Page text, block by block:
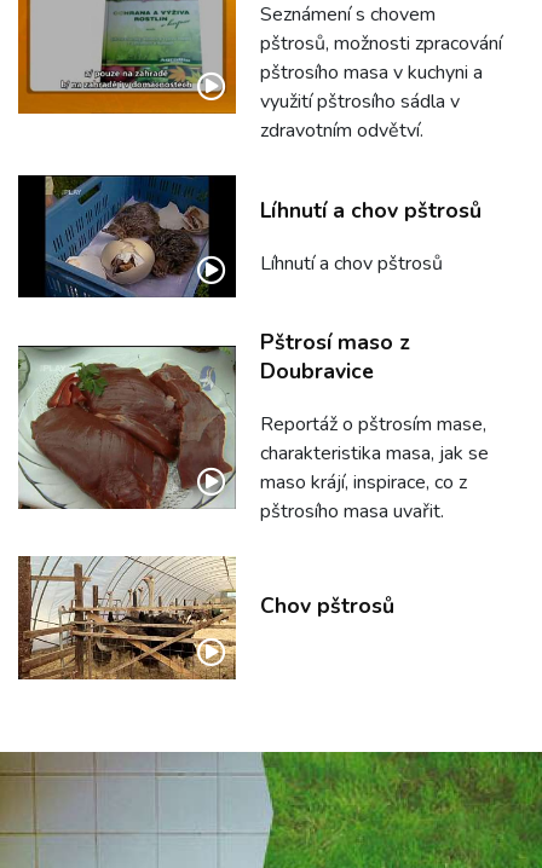
Seznámení s chovem
pštrosů, možnosti zpracování
pštrosího masa v kuchyni a
využití pštrosího sádla v
zdravotním odvětví.
Líhnutí a chov pštrosů
Líhnutí a chov pštrosů
Pštrosí maso z
Doubravice
Reportáž o pštrosím mase,
charakteristika masa, jak se
maso krájí, inspirace, co z
pštrosího masa uvařit.
Chov pštrosů